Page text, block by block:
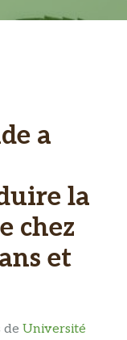
a
la
chez
et
de Université